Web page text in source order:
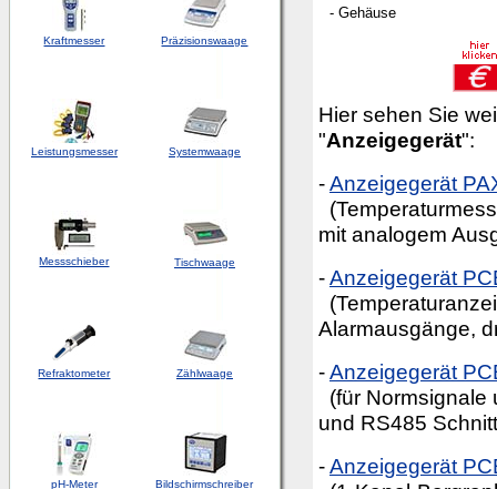
Kraftmesser Präzisionswaage
Leistungsmesser Systemwaage
Messschieber Tischwaage
Refraktometer Zählwaage
pH-Meter Bildschirmschreiber
- Gehäuse
Hier sehen Sie
"Anzeigegerät":
-Anzeigegerät
mit analogem
-Anzeigegerät
Alarmausgänge,
-Anzeigegerät
(für Normsignale
und RS485
-Anzeigegerät